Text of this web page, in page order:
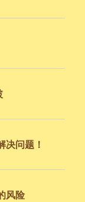
决问题！
风险